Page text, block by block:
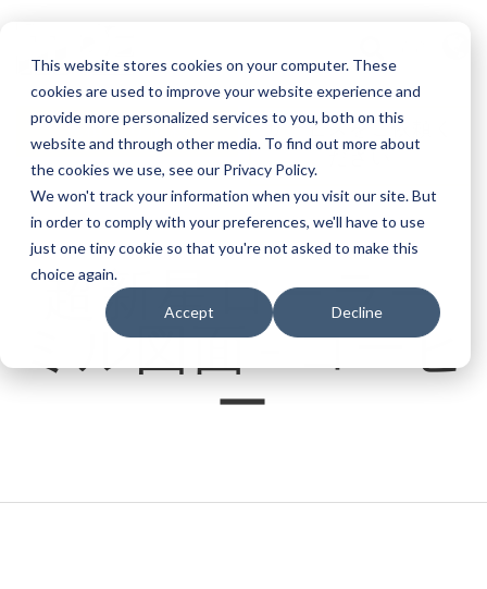
This website stores cookies on your computer. These
cookies are used to improve your website experience and
provide more personalized services to you, both on this
website and through other media. To find out more about
the cookies we use, see our Privacy Policy.
We won't track your information when you visit our site. But
in order to comply with your preferences, we'll have to use
just one tiny cookie so that you're not asked to make this
choice again.
Accept Decline
見積もり依頼
サービスをご依頼く
超新星ローラー
ミル図面 – コーヒ
ー